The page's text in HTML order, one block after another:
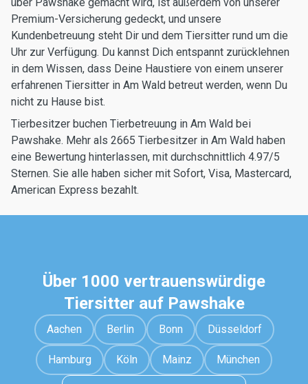
Premium-Versicherung gedeckt, und unsere
Kundenbetreuung steht Dir und dem Tiersitter rund um die
Uhr zur Verfügung. Du kannst Dich entspannt zurücklehnen
in dem Wissen, dass Deine Haustiere von einem unserer
erfahrenen Tiersitter in Am Wald betreut werden, wenn Du
nicht zu Hause bist.
Tierbesitzer buchen Tierbetreuung in Am Wald bei
Pawshake. Mehr als 2665 Tierbesitzer in Am Wald haben
eine Bewertung hinterlassen, mit durchschnittlich 4.97/5
Sternen. Sie alle haben sicher mit Sofort, Visa, Mastercard,
American Express bezahlt.
Über 1000 vertrauenswürdige
Tiersitter auf Pawshake
Aachen Berlin Bonn Düsseldorf
Hamburg Köln Mainz München